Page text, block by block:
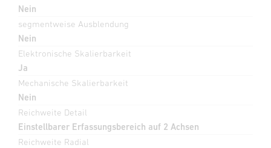
Nein
segmentweise Ausblendung
Nein
Elektronische Skalierbarkeit
Ja
Mechanische Skalierbarkeit
Nein
Reichweite Detail
Einstellbarer Erfassungsbereich auf 2 Achsen
Reichweite Radial